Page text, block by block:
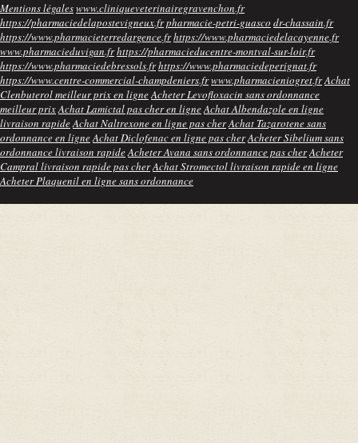
Mentions légaleswww.cliniqueveterinairegravenchon.fr
https://pharmaciedelapostevigneux.frpharmacie-petri-guasco dr-chassain.fr
https://www.pharmacieterredargence.frhttps://www.pharmaciedelacayenne.fr
www.pharmacieduvigan.frhttps://pharmacieducentre-montval-sur-loir.fr
https://www.pharmaciedebressols.frhttps://www.pharmaciedeperignat.fr
https://www.centre-commercial-champdeniers.frwww.pharmacieniogret.frAchat
Clenbuterol meilleur prix en ligneAcheter Levofloxacin sans ordonnance
meilleur prixAchat Lamictal pas cher en ligneAchat Albendazole en ligne
livraison rapideAchat Naltrexone en ligne pas cherAchat Tazarotene sans
ordonnance en ligneAchat Diclofenac en ligne pas cherAcheter Sibelium sans
ordonnance livraison rapideAcheter Avana sans ordonnance pas cherAcheter
Campral livraison rapide pas cherAchat Stromectol livraison rapide en ligne
Acheter Plaquenil en ligne sans ordonnance